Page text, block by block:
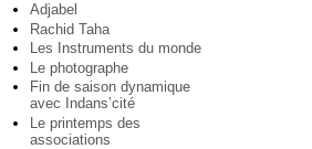
Adjabel
Rachid Taha
Les Instruments du monde
Le photographe
Fin de saison dynamique
avec Indans’cité
Le printemps des
associations